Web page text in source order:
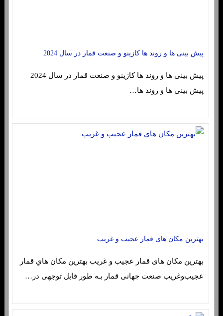
پیش بینی ها و روند ها کازینو و صنعت قمار در سال 2024
پیش بینی ها و روند ها…
بهترین مکان های قمار عجیب و غریب
بهترین مکان های قمار عجیب و غریب بهترین مکان هاي‌ قمار
عجیب‌وغریب صنعت جهانی قمار بـه طور قابل توجهی در…